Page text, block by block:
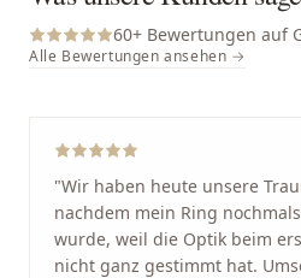
60+ Bewertungen auf
Alle Bewertungen ansehen →
"Wir haben heute unsere
nachdem mein Ring
wurde, weil die Optik beim
nicht ganz gestimmt hat.